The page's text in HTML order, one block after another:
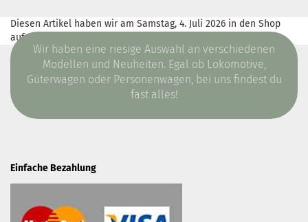
Diesen Artikel haben wir am Samstag, 4. Juli 2026 in den Shop
aufgenommen.
Wir haben eine riesige Auswahl an verschiedenen
Modellen und Neuheiten. Egal ob Lokomotive,
Güterwagen oder Personenwagen, bei uns findest du
fast alles!
Einfache Bezahlung